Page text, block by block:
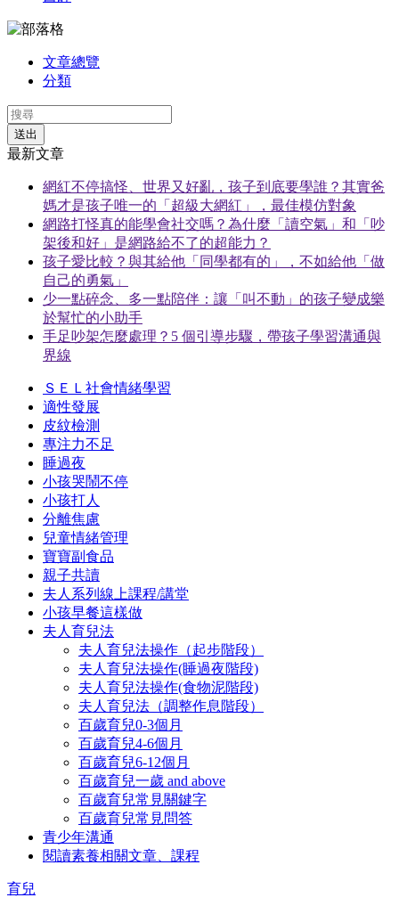
文章總覽
分類
送出
最新文章
網紅不停搞怪、世界又好亂，孩子到底要學誰？其實爸
媽才是孩子唯一的「超級大網紅」，最佳模仿對象
網路打怪真的能學會社交嗎？為什麼「讀空氣」和「吵
架後和好」是網路給不了的超能力？
孩子愛比較？與其給他「同學都有的」，不如給他「做
自己的勇氣」
少一點碎念、多一點陪伴：讓「叫不動」的孩子變成樂
於幫忙的小助手
手足吵架怎麼處理？5 個引導步驟，帶孩子學習溝通與
界線
ＳＥＬ社會情緒學習
適性發展
皮紋檢測
專注力不足
睡過夜
小孩哭鬧不停
小孩打人
分離焦慮
兒童情緒管理
寶寶副食品
親子共讀
夫人系列線上課程/講堂
小孩早餐這樣做
夫人育兒法
夫人育兒法操作（起步階段）
夫人育兒法操作(睡過夜階段)
夫人育兒法操作(食物泥階段)
夫人育兒法（調整作息階段）
百歲育兒0-3個月
百歲育兒4-6個月
百歲育兒6-12個月
百歲育兒一歲 and above
百歲育兒常見關鍵字
百歲育兒常見問答
青少年溝通
閱讀素養相關文章、課程
育兒